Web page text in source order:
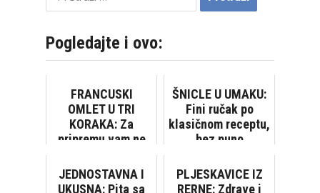
Pogledajte i ovo:
FRANCUSKI
OMLET U TRI
KORAKA: Za
pripremu vam ne
minute!
ŠNICLE U UMAKU:
Fini ručak po
klasičnom receptu,
bez puno
JEDNOSTAVNA I
UKUSNA: Pita sa
PLJESKAVICE IZ
RERNE: Zdrave i